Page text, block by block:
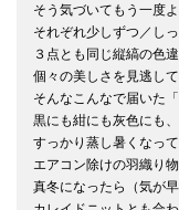
そう気づいてもう一度
それぞれ少しずつ／し
３点とも同じ縦縞の色
個々の美しさを見逃し
そんなこんなで届いた
黒にも紺にも灰色にも
すっかり蒸し暑くなっ
エアコン除けの羽織り
真冬になったら（気が早